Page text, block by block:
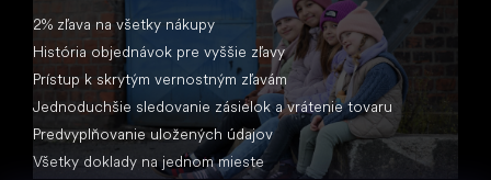
2% zľava na všetky nákupy
História objednávok pre vyššie zľavy
Prístup k skrytým vernostným zľavám
Jednoduchšie sledovanie zásielok a vrátenie tovaru
Predvyplňovanie uložených údajov
Všetky doklady na jednom mieste